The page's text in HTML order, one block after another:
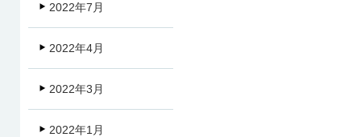
2022年7月
2022年4月
2022年3月
2022年1月